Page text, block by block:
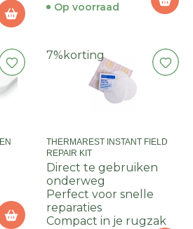
Op voorraad
7% korting
THERMAREST INSTANT FIELD
REPAIR KIT
Direct te gebruiken
onderweg
Perfect voor snelle
reparaties
Compact in je rugzak